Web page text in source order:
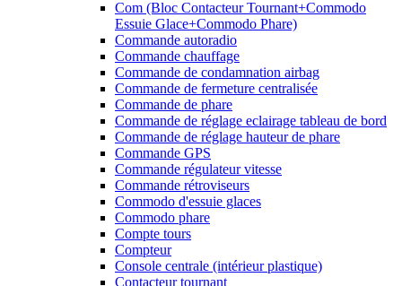
Com (Bloc Contacteur Tournant+Commodo
Essuie Glace+Commodo Phare)
Commande autoradio
Commande chauffage
Commande de condamnation airbag
Commande de fermeture centralisée
Commande de phare
Commande de réglage eclairage tableau de bord
Commande de réglage hauteur de phare
Commande GPS
Commande régulateur vitesse
Commande rétroviseurs
Commodo d'essuie glaces
Commodo phare
Compte tours
Compteur
Console centrale (intérieur plastique)
Contacteur tournant